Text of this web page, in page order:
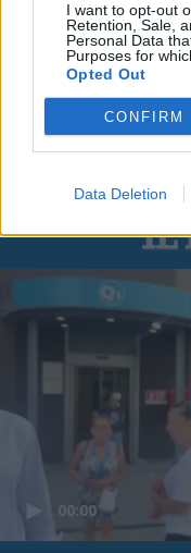
I want to opt-out
Retention, Sale,
Personal Data
Purposes for
Opted Out
CONFIRM
Data Deletion
00:00